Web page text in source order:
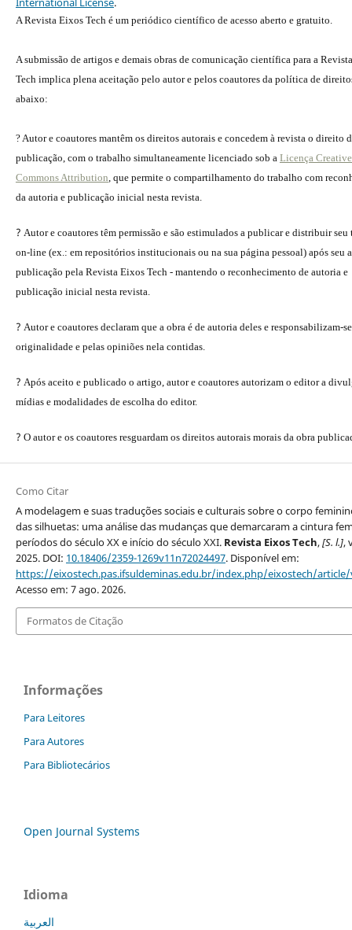
A Revista Eixos Tech é um periódico científico de acesso aberto e gratuito.
A submissão de artigos e demais obras de comunicação científica para a
Tech implica plena aceitação pelo autor e pelos coautores da política de
abaixo:
? Autor e coautores mantêm os direitos autorais e concedem à revista o direito
publicação, com o trabalho simultaneamente licenciado sob a Licença Creative
Commons Attribution, que permite o compartilhamento do trabalho com
da autoria e publicação inicial nesta revista.
? Autor e coautores têm permissão e são estimulados a publicar e distribuir seu
on-line (ex.: em repositórios institucionais ou na sua página pessoal) após seu
publicação pela Revista Eixos Tech - mantendo o reconhecimento de autoria e
publicação inicial nesta revista.
? Autor e coautores declaram que a obra é de autoria deles e responsabilizam-
originalidade e pelas opiniões nela contidas.
? Após aceito e publicado o artigo, autor e coautores autorizam o editor a
mídias e modalidades de escolha do editor.
? O autor e os coautores resguardam os direitos autorais morais da obra
Como Citar
A modelagem e suas traduções sociais e culturais sobre o corpo
das silhuetas: uma análise das mudanças que demarcaram a cintura
períodos do século XX e início do século XXI. Revista Eixos Tech,[S. l.],
2025. DOI: 10.18406/2359-1269v11n72024497. Disponível em:
https://eixostech.pas.ifsuldeminas.edu.br/index.php/eixostech/
Acesso em: 7 ago. 2026.
Formatos de Citação
Informações
Para Leitores
Para Autores
Para Bibliotecários
Open Journal Systems
Idioma
العربية